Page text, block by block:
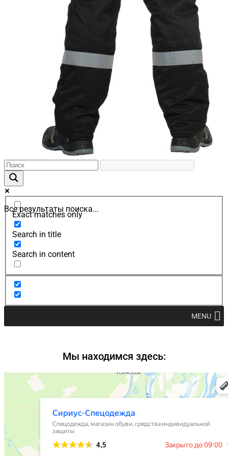
Все результаты поиска...
Exact matches only
Search in title
Search in content
MENU
Мы находимся здесь: